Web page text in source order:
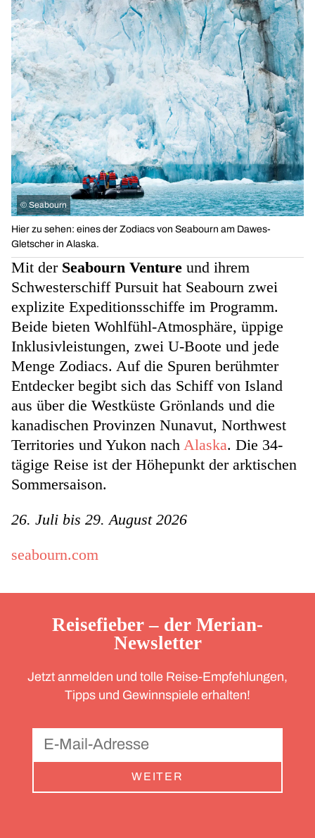
© Seabourn
Hier zu sehen: eines der Zodiacs von Seabourn am Dawes-
Gletscher in Alaska.
Mit der Seabourn Venture und ihrem
Schwesterschiff Pursuit hat Seabourn zwei
explizite Expeditionsschiffe im Programm.
Beide bieten Wohlfühl-Atmosphäre, üppige
Inklusivleistungen, zwei U-Boote und jede
Menge Zodiacs. Auf die Spuren berühmter
Entdecker begibt sich das Schiff von Island
aus über die Westküste Grönlands und die
kanadischen Provinzen Nunavut, Northwest
Territories und Yukon nach Alaska. Die 34-
tägige Reise ist der Höhepunkt der arktischen
Sommersaison.
26. Juli bis 29. August 2026
seabourn.com
Reisefieber – der Merian-
Newsletter
Jetzt anmelden und tolle Reise-Empfehlungen,
Tipps und Gewinnspiele erhalten!
WEITER